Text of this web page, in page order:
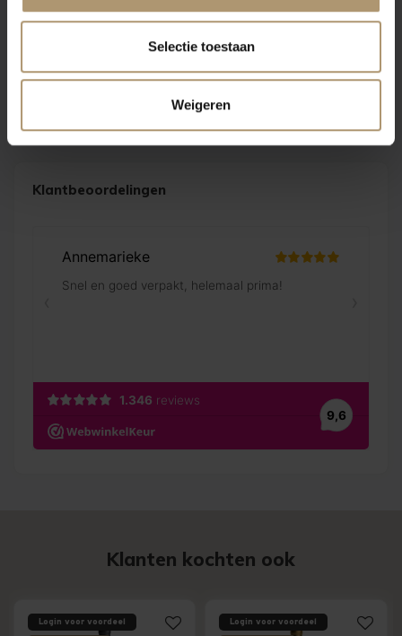
Selectie toestaan
Weigeren
huis combineert traditie met innovatie en zet sterk in op
duurzaamheid, precisie in de wijngaard en kwaliteit in elke fles.
Hun stijl is modern klassiek: herkenbaar Spaans, maar met een
Klantbeoordelingen
Klanten kochten ook
Login voor voordeel
Login voor voordeel